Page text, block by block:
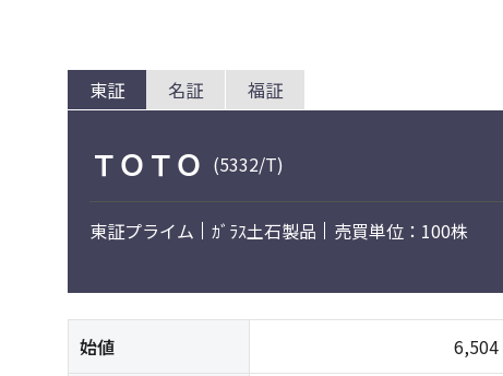
東証 名証 福証
ＴＯＴＯ (5332/T)
東証プライム ｶﾞﾗｽ土石製品 売買単位：100株
始値 6,504